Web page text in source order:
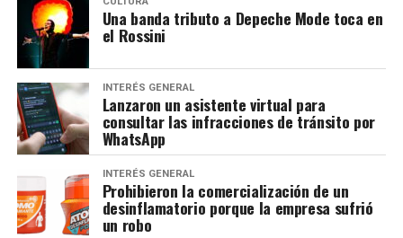
Una banda tributo a Depeche Mode toca en
el Rossini
INTERÉS GENERAL
Lanzaron un asistente virtual para
consultar las infracciones de tránsito por
WhatsApp
INTERÉS GENERAL
Prohibieron la comercialización de un
desinflamatorio porque la empresa sufrió
un robo